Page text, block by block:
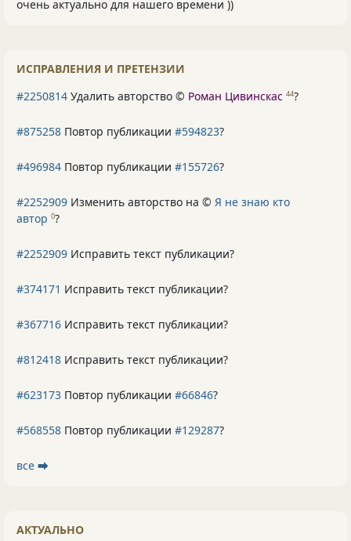
очень актуально для нашего времени ))
ИСПРАВЛЕНИЯ И ПРЕТЕНЗИИ
#2250814 Удалить авторство © Роман Цивинскас 44?
#875258 Повтор публикации #594823?
#496984 Повтор публикации #155726?
#2252909 Изменить авторство на © Я не знаю кто
автор 0?
#2252909 Исправить текст публикации?
#374171 Исправить текст публикации?
#367716 Исправить текст публикации?
#812418 Исправить текст публикации?
#623173 Повтор публикации #66846?
#568558 Повтор публикации #129287?
все ⮕
АКТУАЛЬНО